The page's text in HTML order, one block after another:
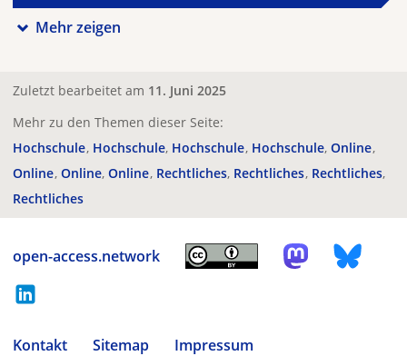
Mehr zeigen
Zuletzt bearbeitet am 11. Juni 2025
Mehr zu den Themen dieser Seite:
Hochschule Hochschule Hochschule Hochschule Online
Online Online Online Rechtliches Rechtliches Rechtliches
Rechtliches
open-access.network
Kontakt Sitemap
Impressum